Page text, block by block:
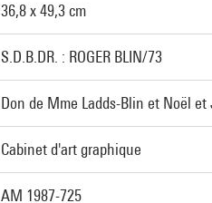
36,8 x 49,3 cm
S.D.B.DR. : ROGER BLIN/73
Don de Mme Ladds-Blin et Noël et
Cabinet d'art graphique
AM 1987-725